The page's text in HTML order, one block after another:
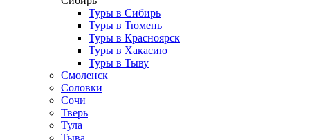
Туры в Сибирь
Туры в Тюмень
Туры в Красноярск
Туры в Хакасию
Туры в Тыву
Смоленск
Соловки
Сочи
Тверь
Тула
Тыва